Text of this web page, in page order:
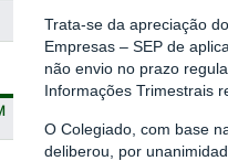
Trata-se da apreciação
Empresas – SEP de
não envio no prazo
Informações Trimestrais
O Colegiado, com base
deliberou, por